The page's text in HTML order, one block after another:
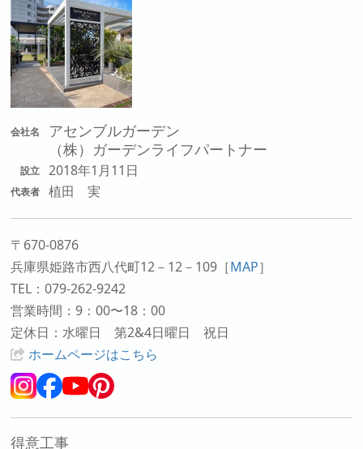
会社名
アセンブルガーデン
（株）ガーデンライフパートナー
設立 2018年1月11日
代表者 植田 実
〒670-0876
兵庫県姫路市西八代町12－12－109 ［MAP］
TEL：079-262-9242
営業時間：9：00〜18：00
定休日：水曜日 第2&4日曜日 祝日
ホームページはこちら
得意工事